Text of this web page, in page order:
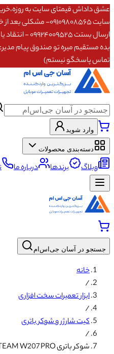
عشق داداش قیمتای سایت به
ارسال بستت
تماس پاسخگو نیستم)
وارد شوید
دسته‌بندی محصولات
وبلاگ برندها درباره ما
جستجو در آسان جی‌اس‌ام
خانه
/
ابزار تعمیرات سخت افزاری
/
کیت شارژر و شوکر باتری
/
شوکر باتری OSS TEAM W207 PRO